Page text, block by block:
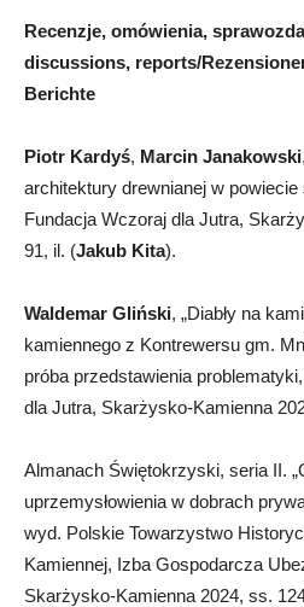
Recenzje, omówienia,
discussions, reports/
Berichte
Piotr Kardyś, Marcin Janakowski
architektury drewnianej w
Fundacja Wczoraj dla Jutra,
91, il. (Jakub Kita).
Waldemar Gliński, „Diabły na
kamiennego z Kontrewersu gm.
próba przedstawienia
dla Jutra, Skarżysko-Kamienna
Almanach Świętokrzyski, seria II.
uprzemysłowienia w dobrach
wyd. Polskie Towarzystwo
Kamiennej, Izba Gospodarcza
Skarżysko-Kamienna 2024, ss.